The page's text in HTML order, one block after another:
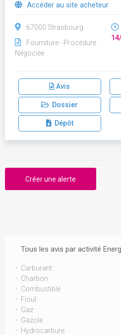
Tous les avis par activité
Carburant
Charbon
Combustible
Fioul
Gaz
Gazole
Hydrocarbure
Accéder au site acheteur
67000 Strasbourg
Fourniture - Procédure
Négociée
Avis
Dossier
Dépôt
Créer une alerte